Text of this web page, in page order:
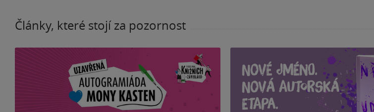
Články, které stojí za pozornost